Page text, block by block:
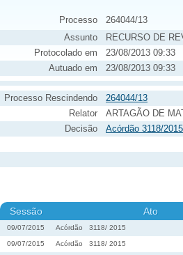
Processo
264044/13
Assunto
RECURSO DE
Protocolado em
23/08/2013 09:33
Autuado em
23/08/2013 09:33
Processo Rescindendo
264044/13
Relator
ARTAGÃO DE
Decisão
Acórdão 3118/
Sessão Ato
09/07/2015 Acórdão 3118/ 2015
09/07/2015 Acórdão 3118/ 2015